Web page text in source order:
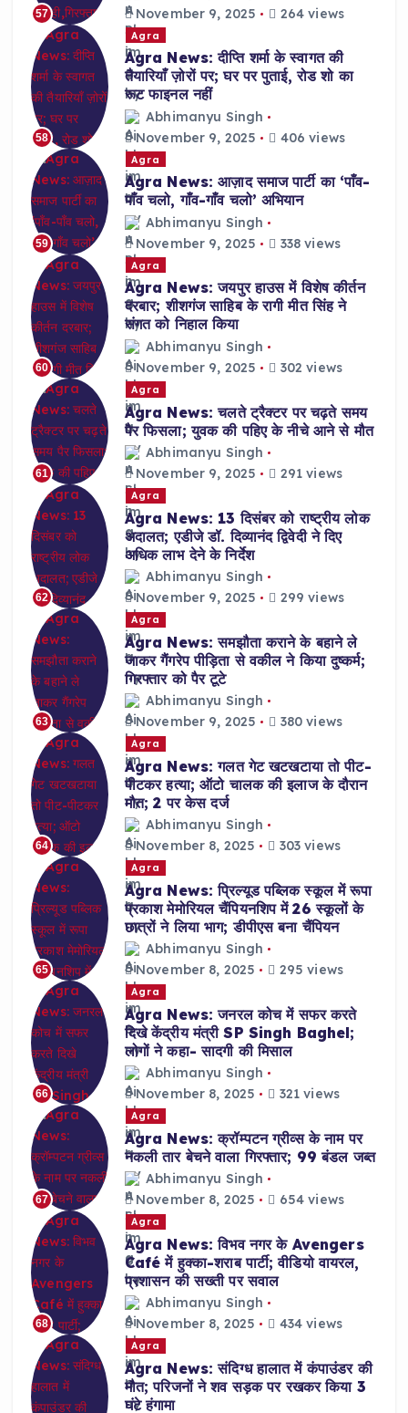
57
November 9, 2025
264 views
58
Agra
Agra News: दीप्ति शर्मा के स्वागत की
तैयारियाँ ज़ोरों पर; घर पर पुताई, रोड शो का
रूट फाइनल नहीं
Abhimanyu Singh
November 9, 2025
406 views
59
Agra
Agra News: आज़ाद समाज पार्टी का ‘पाँव-
पाँव चलो, गाँव-गाँव चलो’ अभियान
Abhimanyu Singh
November 9, 2025
338 views
60
Agra
Agra News: जयपुर हाउस में विशेष कीर्तन
दरबार; शीशगंज साहिब के रागी मीत सिंह ने
संगत को निहाल किया
Abhimanyu Singh
November 9, 2025
302 views
61
Agra
Agra News: चलते ट्रैक्टर पर चढ़ते समय
पैर फिसला; युवक की पहिए के नीचे आने से मौत
Abhimanyu Singh
November 9, 2025
291 views
62
Agra
Agra News: 13 दिसंबर को राष्ट्रीय लोक
अदालत; एडीजे डॉ. दिव्यानंद द्विवेदी ने दिए
अधिक लाभ देने के निर्देश
Abhimanyu Singh
November 9, 2025
299 views
63
Agra
Agra News: समझौता कराने के बहाने ले
जाकर गैंगरेप पीड़िता से वकील ने किया दुष्कर्म;
गिरफ्तार को पैर टूटे
Abhimanyu Singh
November 9, 2025
380 views
64
Agra
Agra News: गलत गेट खटखटाया तो पीट-
पीटकर हत्या; ऑटो चालक की इलाज के दौरान
मौत; 2 पर केस दर्ज
Abhimanyu Singh
November 8, 2025
303 views
65
Agra
Agra News: प्रिल्यूड पब्लिक स्कूल में रूपा
प्रकाश मेमोरियल चैंपियनशिप में 26 स्कूलों के
छात्रों ने लिया भाग; डीपीएस बना चैंपियन
Abhimanyu Singh
November 8, 2025
295 views
66
Agra
Agra News: जनरल कोच में सफर करते
दिखे केंद्रीय मंत्री SP Singh Baghel;
लोगों ने कहा- सादगी की मिसाल
Abhimanyu Singh
November 8, 2025
321 views
67
Agra
Agra News: क्रॉम्पटन ग्रीव्स के नाम पर
नकली तार बेचने वाला गिरफ्तार; 99 बंडल जब्त
Abhimanyu Singh
November 8, 2025
654 views
68
Agra
Agra News: विभव नगर के Avengers
Café में हुक्का-शराब पार्टी; वीडियो वायरल,
प्रशासन की सख्ती पर सवाल
Abhimanyu Singh
November 8, 2025
434 views
Agra
Agra News: संदिग्ध हालात में कंपाउंडर की
मौत; परिजनों ने शव सड़क पर रखकर किया 3
घंटे हंगामा